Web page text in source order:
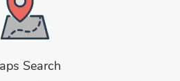
Search